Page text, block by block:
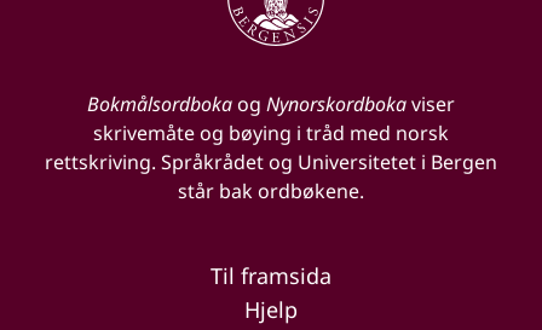
Bokmålsordbokaog Nynorskordbokaviser
skrivemåte og bøying i tråd med norsk
rettskriving. Språkrådet og Universitetet i Bergen
står bak ordbøkene.
Til framsida
Hjelp